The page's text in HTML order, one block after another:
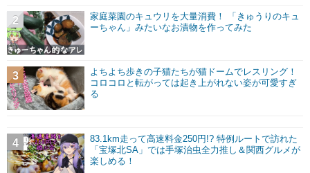
家庭菜園のキュウリを大量消費！ 「きゅうりのキュ
ーちゃん」みたいなお漬物を作ってみた
2
よちよち歩きの子猫たちが猫ドームでレスリング！
コロコロと転がっては起き上がれない姿が可愛すぎ
る
3
83.1km走って高速料金250円!? 特例ルートで訪れた
「宝塚北SA」では手塚治虫全力推し＆関西グルメが
楽しめる！
4